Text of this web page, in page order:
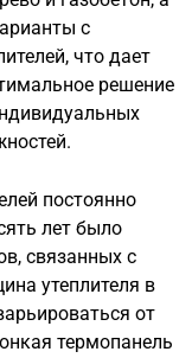
с
что дает
решение
постоянно
лет было
связанных с
утеплителя в
от
термопанель